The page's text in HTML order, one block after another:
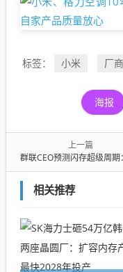
标签： 小米 厂商
海报
上一篇
群联CEO预测闪存超级周期：NAND将迎10年短缺！
相关推荐